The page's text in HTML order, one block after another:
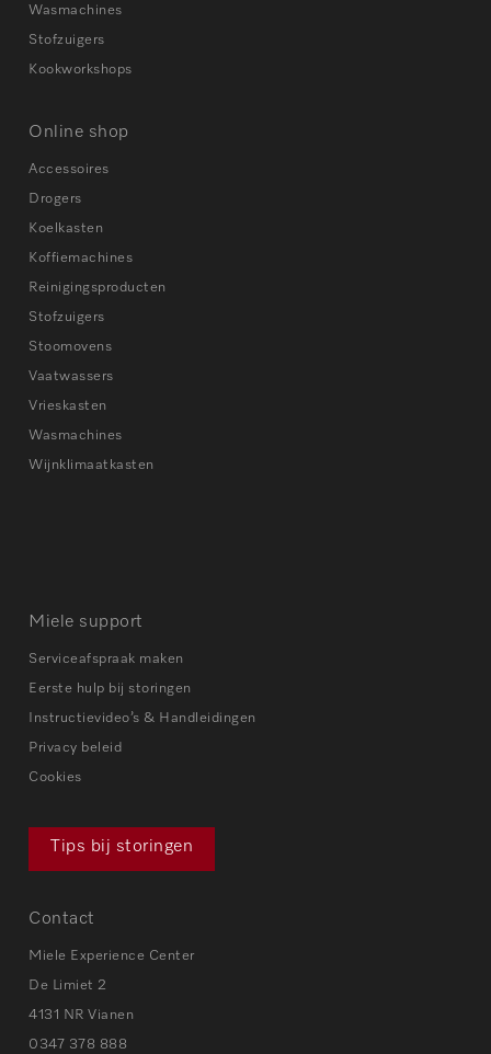
Wasmachines
Stofzuigers
Kookworkshops
Online shop
Accessoires
Drogers
Koelkasten
Koffiemachines
Reinigingsproducten
Stofzuigers
Stoomovens
Vaatwassers
Vrieskasten
Wasmachines
Wijnklimaatkasten
Miele support
Serviceafspraak maken
Eerste hulp bij storingen
Instructievideo’s & Handleidingen
Privacy beleid
Cookies
Tips bij storingen
Contact
Miele Experience Center
De Limiet 2
4131 NR Vianen
0347 378 888